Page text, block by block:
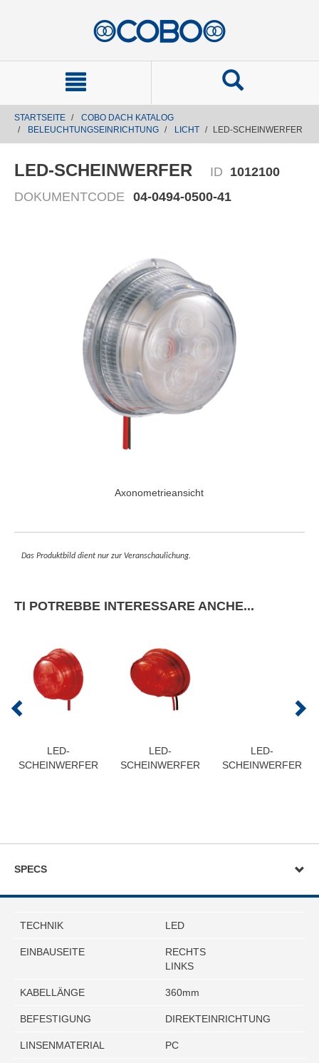
STARTSEITE
COBO DACH KATALOG
BELEUCHTUNGSEINRICHTUNG
LICHT LED-SCHEINWERFER
LED-SCHEINWERFER ID 1012100
DOKUMENTCODE 04-0494-0500-41
Axonometrieansicht
Das Produktbild dient nur zur Veranschaulichung.
TI POTREBBE INTERESSARE ANCHE...
LED-
SCHEINWERFER
LED-
SCHEINWERFER
LED-
SCHEINWERFER
SPECS
TECHNIK LED
EINBAUSEITE
RECHTS
LINKS
KABELLÄNGE 360mm
BEFESTIGUNG DIREKTEINRICHTUNG
LINSENMATERIAL PC